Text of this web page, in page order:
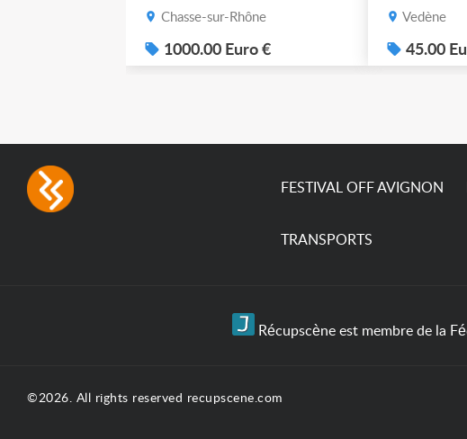
Chasse-sur-Rhône
1000.00 Euro €
possible.
Vedène
45.00
FESTIVAL OFF AVIGNON
TRANSPORTS
Récupscène est membre de la
©2026. All rights reserved recupscene.com